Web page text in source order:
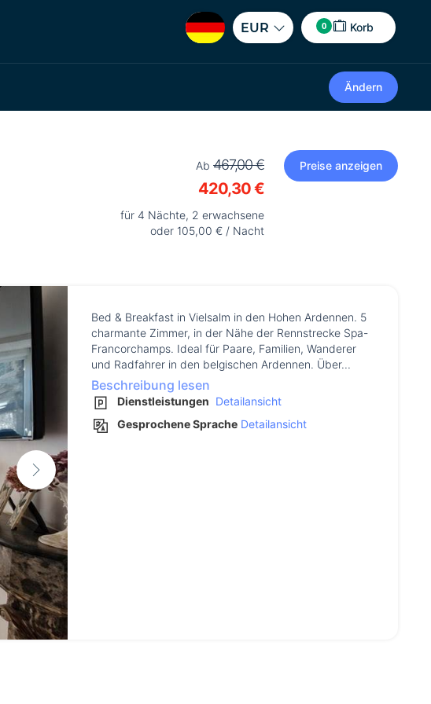
EUR 0 Korb
Ändern
Ab 467,00 €
420,30 €
für 4 Nächte, 2 erwachsene
oder 105,00 € / Nacht
Preise anzeigen
Bed & Breakfast in Vielsalm in den Hohen Ardennen. 5
charmante Zimmer, in der Nähe der Rennstrecke Spa-
Francorchamps. Ideal für Paare, Familien, Wanderer
und Radfahrer in den belgischen Ardennen. Über...
Beschreibung lesen
Dienstleistungen Detailansicht
Gesprochene Sprache Detailansicht